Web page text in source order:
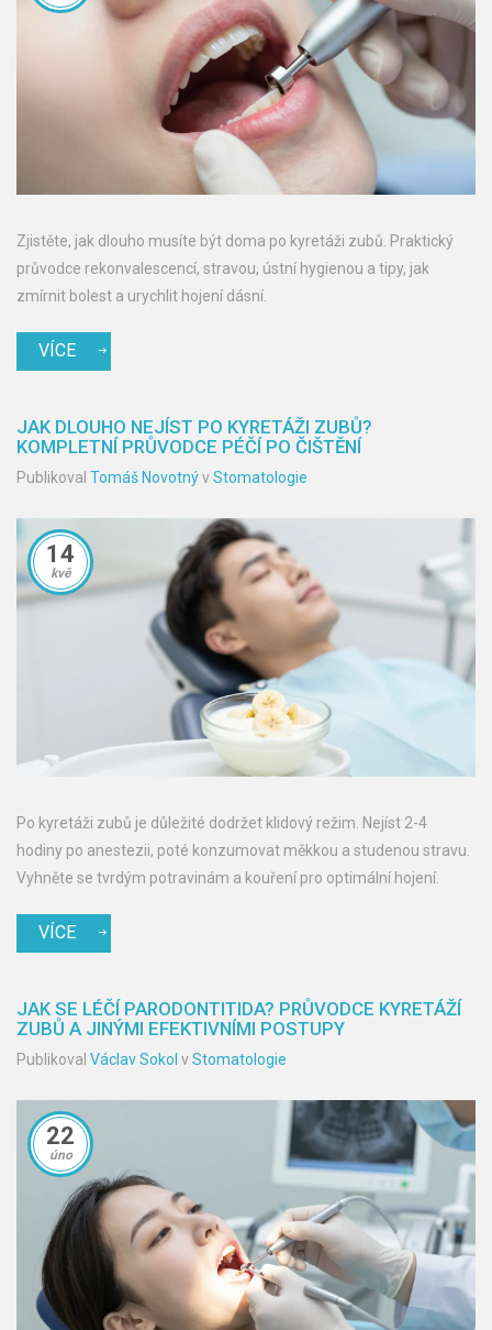
Zjistěte, jak dlouho musíte být doma po kyretáži zubů. Praktický
průvodce rekonvalescencí, stravou, ústní hygienou a tipy, jak
zmírnit bolest a urychlit hojení dásní.
VÍCE
JAK DLOUHO NEJÍST PO KYRETÁŽI ZUBŮ?
KOMPLETNÍ PRŮVODCE PÉČÍ PO ČIŠTĚNÍ
Publikoval Tomáš NovotnývStomatologie
14
kvě
Po kyretáži zubů je důležité dodržet klidový režim. Nejíst 2-4
hodiny po anestezii, poté konzumovat měkkou a studenou stravu.
Vyhněte se tvrdým potravinám a kouření pro optimální hojení.
VÍCE
JAK SE LÉČÍ PARODONTITIDA? PRŮVODCE KYRETÁŽÍ
ZUBŮ A JINÝMI EFEKTIVNÍMI POSTUPY
Publikoval Václav Sokol vStomatologie
22
úno